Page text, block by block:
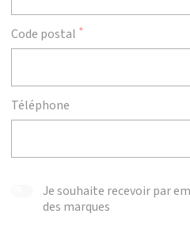
Code postal
Téléphone
Je souhaite recevoir par
des marques